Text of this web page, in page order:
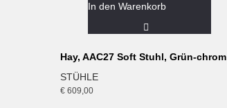
In den Warenkorb
Hay, AAC27 Soft Stuhl, Grün-chrom
STÜHLE
€ 609,00